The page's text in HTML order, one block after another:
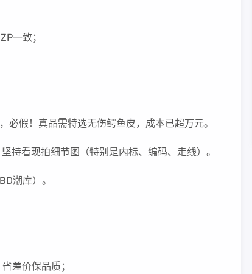
一致；
必假！真品需特选无伤鳄鱼皮，成本已超万元。
持看现拍细节图（特别是内标、编码、走线）。
潮库）。
差价保品质；